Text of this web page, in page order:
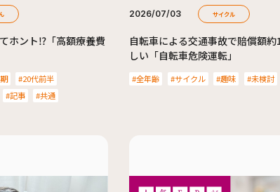
ホント⁉︎「高額療養費
20代前半
記事 共通
2026/07/03 サイクル
自転車による交通事故で賠償額
しい「自転車危険運転」
全年齢 サイクル 趣味 未検討